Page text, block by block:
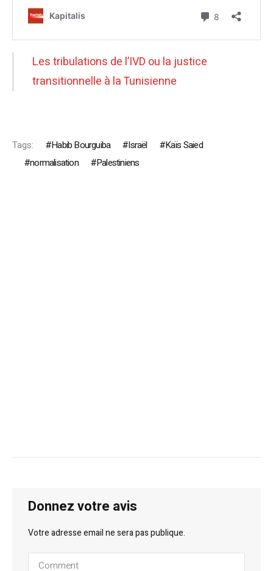
Les tribulations de l’IVD ou la justice
transitionnelle à la Tunisienne
Tags: Habib Bourguiba Israël
Kaïs Saied
normalisation
Palestiniens
Donnez votre avis
Votre adresse email ne sera pas publique.